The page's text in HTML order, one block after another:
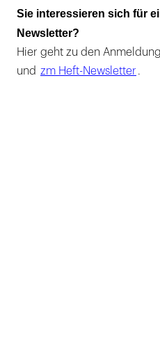
Sie interessieren sich für
Newsletter?
Hier geht zu den
und zm Heft-Newsletter .